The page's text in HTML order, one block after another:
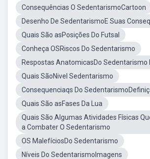
Consequências O SedentarismoCartoon
Desenho De SedentarismoE Suas
Quais São asPosições Do Futsal
Conheça OSRiscos Do Sedentarismo
Respostas AnatomicasDo Sedentarismo
Quais SãoNivel Sedentarismo
Consequenciaqs Do
Quais São asFases Da Lua
Quais São Algumas Atividades Físicas
a Combater O Sedentarismo
OS MalefíciosDo Sedentarismo
Níveis Do SedentarismoImagens